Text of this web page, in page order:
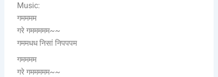
Music:
गमममम
गरे गममममम~~
गममधध निसां निपपपम
गमममम
गरे गममममम~~